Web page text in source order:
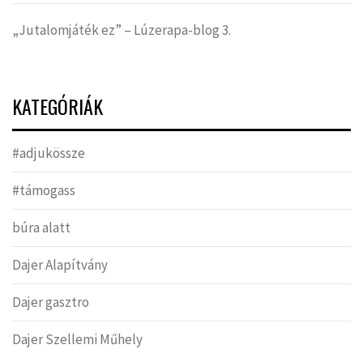
„Jutalomjáték ez” – Lúzerapa-blog 3.
KATEGÓRIÁK
#adjukössze
#támogass
búra alatt
Dajer Alapítvány
Dajer gasztro
Dajer Szellemi Műhely